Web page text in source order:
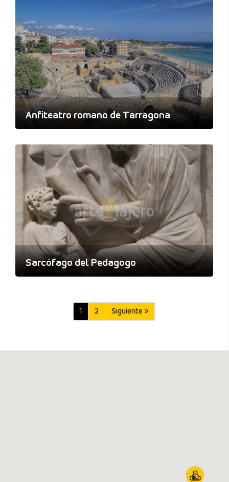
Anfiteatro romano de Tarragona
Sarcófago del Pedagogo
1 2 Siguiente »